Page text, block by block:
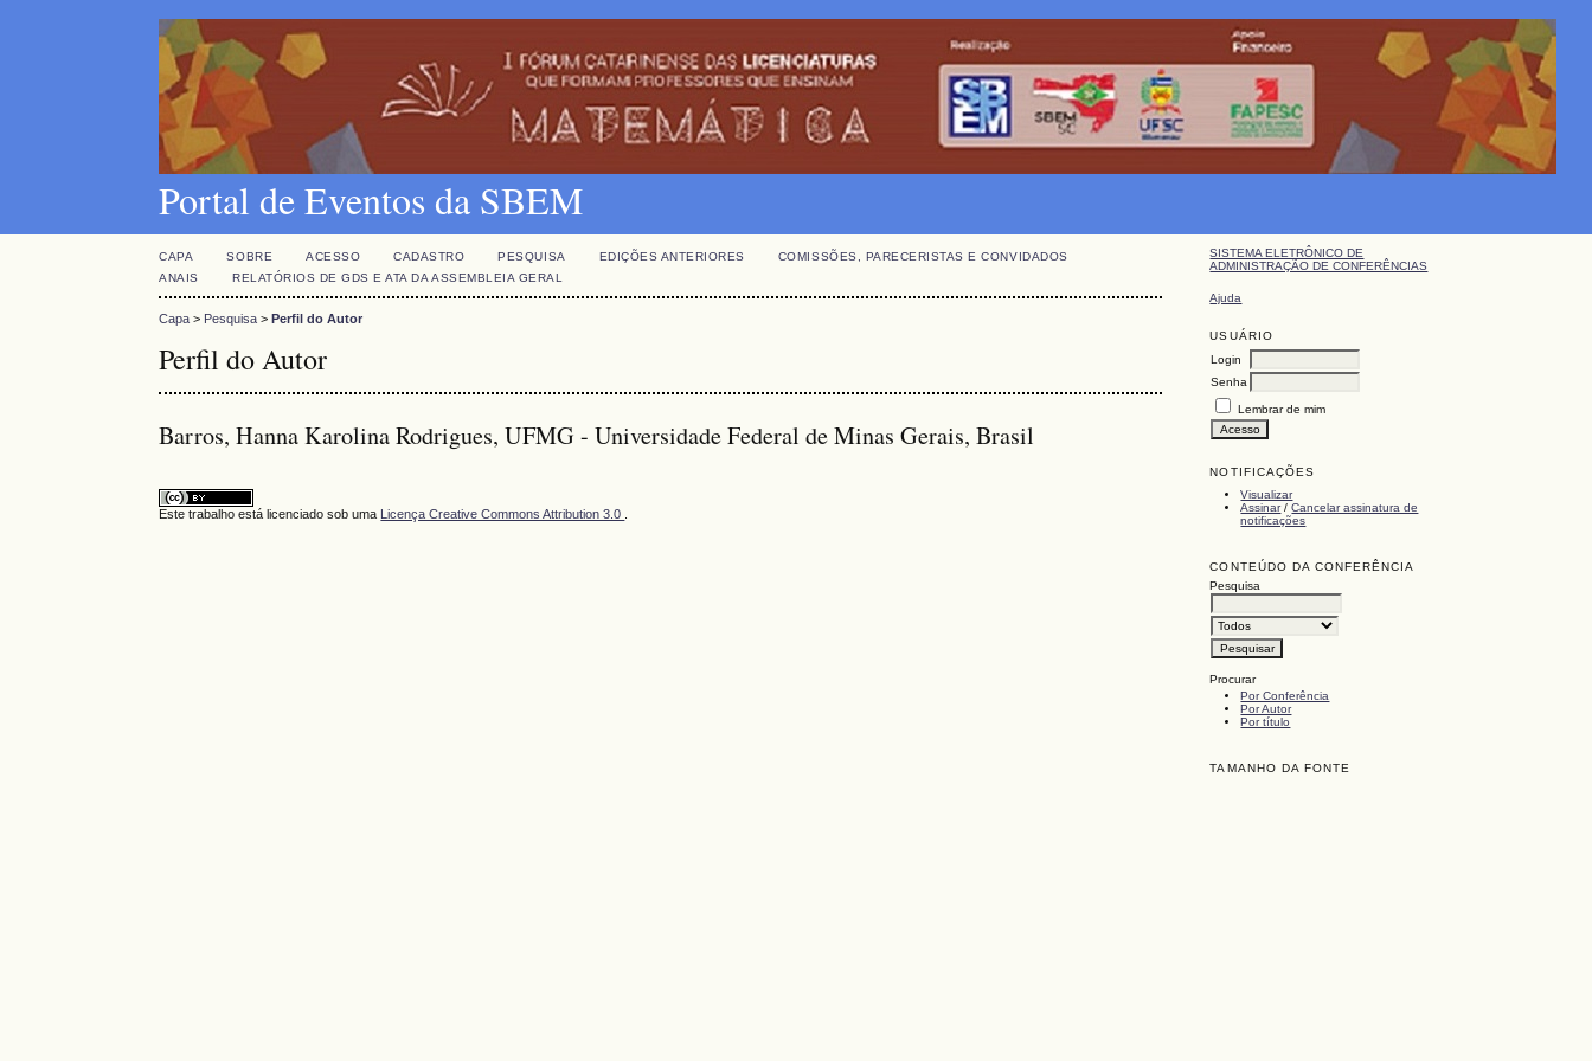
Portal de Eventos da SBEM
SISTEMA ELETRÔNICO DE
ADMINISTRAÇÃO DE CONFERÊNCIAS
Ajuda
USUÁRIO
Login
Senha
Lembrar de mim
NOTIFICAÇÕES
Visualizar
Assinar/Cancelar assinatura de
notificações
CONTEÚDO DA CONFERÊNCIA
Pesquisa
Procurar
Por Conferência
Por Autor
Por título
TAMANHO DA FONTE
CAPA SOBRE ACESSO CADASTRO PESQUISA EDIÇÕES ANTERIORES
COMISSÕES, PARECERISTAS E CONVIDADOS
ANAIS
RELATÓRIOS DE GDS E ATA DA ASSEMBLEIA GERAL
Capa > Pesquisa >Perfil do Autor
Perfil do Autor
Barros, Hanna Karolina Rodrigues, UFMG - Universidade Federal de Minas Gerais, Brasil
Este trabalho está licenciado sob uma Licença Creative Commons Attribution 3.0